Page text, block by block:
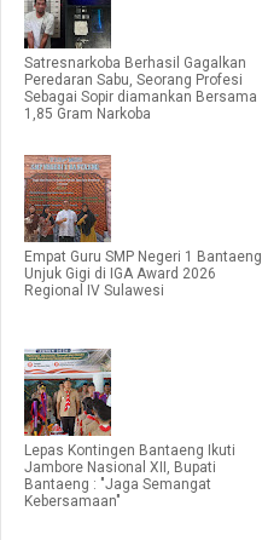
Satresnarkoba Berhasil Gagalkan
Peredaran Sabu, Seorang Profesi
Sebagai Sopir diamankan Bersama
1,85 Gram Narkoba
Empat Guru SMP Negeri 1 Bantaeng
Unjuk Gigi di IGA Award 2026
Regional IV Sulawesi
Lepas Kontingen Bantaeng Ikuti
Jambore Nasional XII, Bupati
Bantaeng : "Jaga Semangat
Kebersamaan"